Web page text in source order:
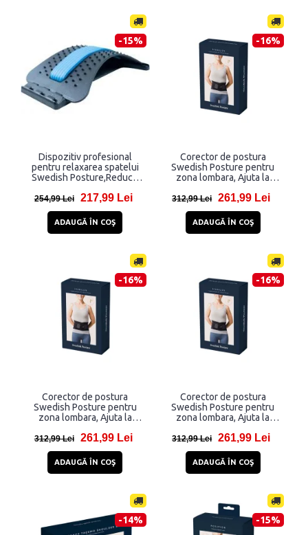
-15%
Dispozitiv profesional
pentru relaxarea spatelui
Swedish Posture,Reduce
Imbunatateste circulatia
postura, Negru/Albastru
254,99 Lei 217,99 Lei
ADAUGĂ ÎN COŞ
-16%
Corector de postura
Swedish Posture pentru
zona lombara, Ajuta la
tensiunii / rigiditatii, Marime
312,99 Lei 261,99 Lei
ADAUGĂ ÎN COŞ
-16%
Corector de postura
Swedish Posture pentru
zona lombara, Ajuta la
tensiunii / rigiditatii, Marime
312,99 Lei 261,99 Lei
ADAUGĂ ÎN COŞ
-16%
Corector de postura
Swedish Posture pentru
zona lombara, Ajuta la
tensiunii / rigiditatii, Marime
312,99 Lei 261,99 Lei
ADAUGĂ ÎN COŞ
-14% -15%